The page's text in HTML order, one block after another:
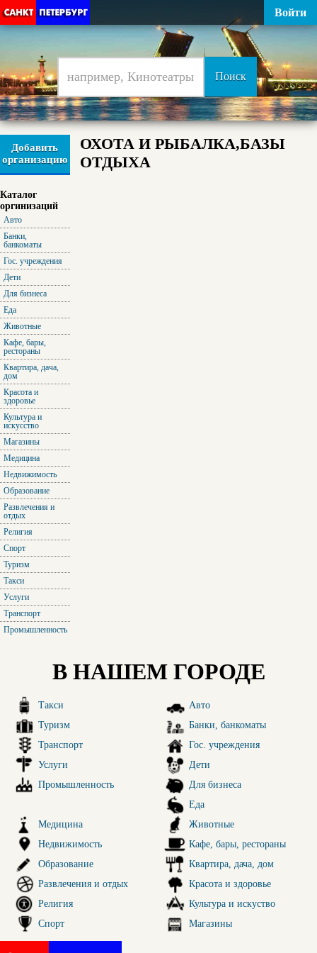
Войти
Добавить
организацию
Каталог
оргинизаций
Авто
Банки,
банкоматы
Гос. учреждения
Дети
Для бизнеса
Еда
Животные
Кафе, бары,
рестораны
Квартира, дача,
дом
Красота и
здоровье
Культура и
искусство
Магазины
Медицина
Недвижимость
Образование
Развлечения и
отдых
Религия
Спорт
Туризм
Такси
Услуги
Транспорт
Промышленность
ОХОТА И РЫБАЛКА,БАЗЫ
ОТДЫХА
В НАШЕМ ГОРОДЕ
Такси
Туризм
Транспорт
Услуги
Промышленность
Авто
Банки, банкоматы
Гос. учреждения
Дети
Для бизнеса
Еда
Медицина
Недвижимость
Образование
Развлечения и отдых
Религия
Спорт
Животные
Кафе, бары, рестораны
Квартира, дача, дом
Красота и здоровье
Культура и искуство
Магазины